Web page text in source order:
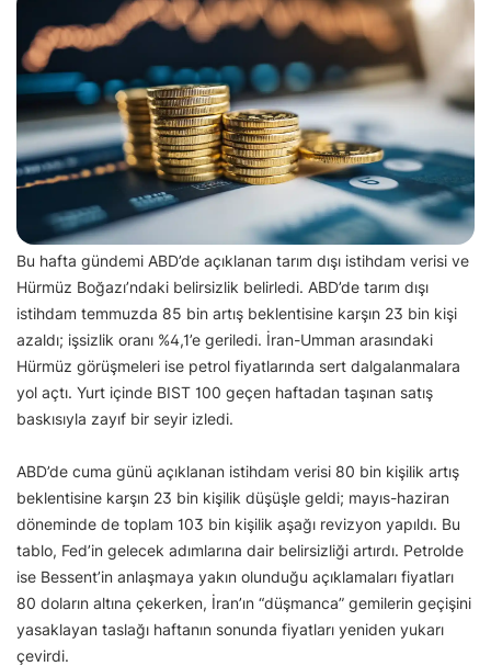
Bu hafta gündemi ABD’de açıklanan tarım dışı istihdam verisi ve
Hürmüz Boğazı’ndaki belirsizlik belirledi. ABD’de tarım dışı
istihdam temmuzda 85 bin artış beklentisine karşın 23 bin kişi
azaldı; işsizlik oranı %4,1’e geriledi. İran-Umman arasındaki
Hürmüz görüşmeleri ise petrol fiyatlarında sert dalgalanmalara
yol açtı. Yurt içinde BIST 100 geçen haftadan taşınan satış
baskısıyla zayıf bir seyir izledi.
ABD’de cuma günü açıklanan istihdam verisi 80 bin kişilik artış
beklentisine karşın 23 bin kişilik düşüşle geldi; mayıs-haziran
döneminde de toplam 103 bin kişilik aşağı revizyon yapıldı. Bu
tablo, Fed’in gelecek adımlarına dair belirsizliği artırdı. Petrolde
ise Bessent’in anlaşmaya yakın olunduğu açıklamaları fiyatları
80 doların altına çekerken, İran’ın “düşmanca” gemilerin geçişini
yasaklayan taslağı haftanın sonunda fiyatları yeniden yukarı
çevirdi.